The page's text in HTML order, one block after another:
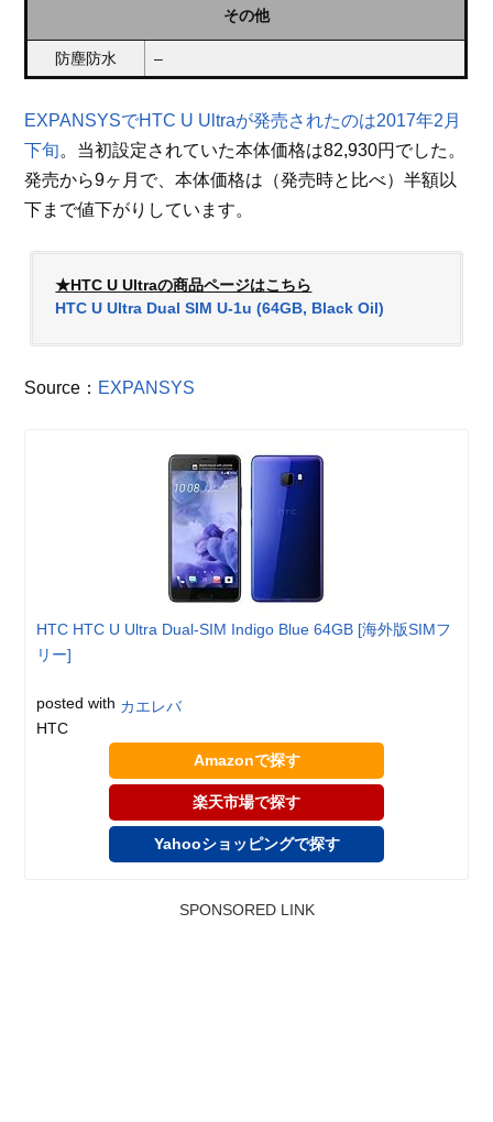
その他
防塵防水 –
EXPANSYSでHTC U Ultraが発売されたのは2017年2月
下旬。当初設定されていた本体価格は82,930円でした。
発売から9ヶ月で、本体価格は（発売時と比べ）半額以
下まで値下がりしています。
★HTC U Ultraの商品ページはこちら
HTC U Ultra Dual SIM U-1u (64GB, Black Oil)
Source： EXPANSYS
HTC HTC U Ultra Dual-SIM Indigo Blue 64GB [海外版SIMフ
リー]
posted with カエレバ
HTC
Amazonで探す
楽天市場で探す
Yahooショッピングで探す
SPONSORED LINK